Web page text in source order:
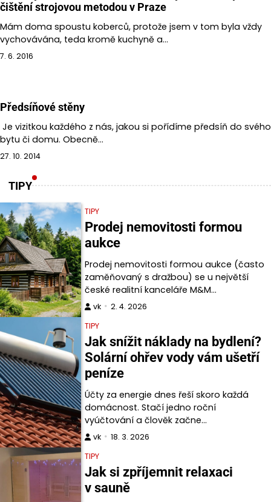
čištění strojovou metodou v Praze
Mám doma spoustu koberců, protože jsem v tom byla vždy
vychovávána, teda kromě kuchyně a…
7. 6. 2016
Předsíňové stěny
Je vizitkou každého z nás, jakou si pořídíme předsíň do svého
bytu či domu. Obecně…
27. 10. 2014
TIPY
TIPY
Prodej nemovitosti formou
aukce
Prodej nemovitosti formou aukce (často
zaměňovaný s dražbou) se u největší
české realitní kanceláře M&M…
vk
2. 4. 2026
TIPY
Jak snížit náklady na bydlení?
Solární ohřev vody vám ušetří
peníze
Účty za energie dnes řeší skoro každá
domácnost. Stačí jedno roční
vyúčtování a člověk začne…
vk
18. 3. 2026
TIPY
Jak si zpříjemnit relaxaci
v sauně